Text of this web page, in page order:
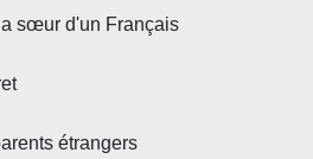
sœur d'un Français
étrangers